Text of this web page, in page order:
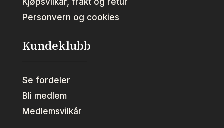
Personvern og cookies
Kundeklubb
Se fordeler
Bli medlem
Medlemsvilkår